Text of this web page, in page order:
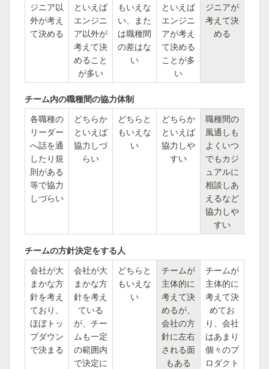
ジニア以
外が考え
て決める
といえば
エンジニ
ア以外が
考えて決
めること
が多い
もいえな
い、また
は職種間
の差はな
い
といえば
エンジニ
アが考え
て決める
ことが多
い
ジニアが
考えて決
める
チーム内の職種間の協力体制
各職種の
リーダー
へ話を通
したり規
則がある
等で協力
しづらい
どちらか
といえば
協力しづ
らい
どちらと
もいえな
い
どちらか
といえば
協力しや
すい
職種間の
風通しも
よくいつ
でもカジ
ュアルに
相談しあ
えるなど
協力しや
すい
チームの方針決定をする人
会社が大
まかな方
針を考え
ており、
ほぼトッ
プダウン
で決まる
会社が大
まかな方
針を考え
ている
が、チー
ムも一定
の範囲内
で決定に
どちらと
もいえな
い
チームが
主体的に
考えて決
めるが、
会社の方
針に左右
される面
もある
チームが
主体的に
考えて決
めてお
り、会社
はあまり
個々のプ
ロダクト